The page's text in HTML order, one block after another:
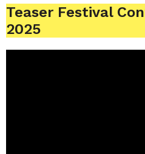
Teaser Festival
2025